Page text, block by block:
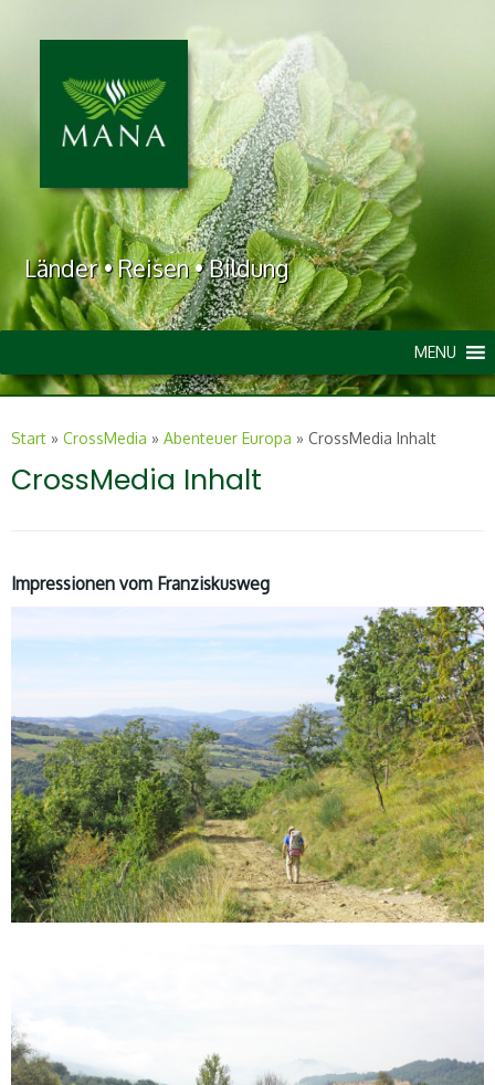
Länder • Reisen • Bildung
MENU
Start » CrossMedia » Abenteuer Europa » CrossMedia Inhalt
CrossMedia Inhalt
Impressionen vom Franziskusweg